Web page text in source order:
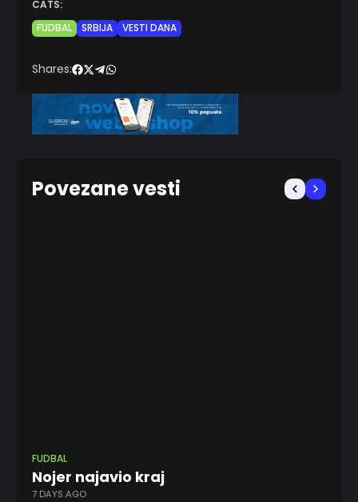
CATS:
FUDBAL
SRBIJA VESTI DANA
Shares:
Povezane vesti
FUDBAL
Nojer najavio kraj
7 DAYS AGO